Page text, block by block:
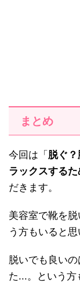
まとめ
今回は「 脱ぐ
ラックスする
だきます。
美容室で靴を
う方もいると思
脱いでも良い
た...。という方